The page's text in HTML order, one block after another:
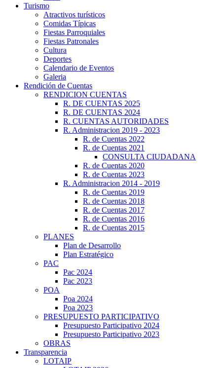
Turismo
Atractivos turísticos
Comidas Típicas
Fiestas Parroquiales
Fiestas Patronales
Cultura
Deportes
Calendario de Eventos
Galeria
Rendición de Cuentas
RENDICION CUENTAS
R. DE CUENTAS 2025
R. DE CUENTAS 2024
R. CUENTAS AUTORIDADES
R. Administracion 2019 - 2023
R. de Cuentas 2022
R. de Cuentas 2021
CONSULTA CIUDADANA
R. de Cuentas 2020
R. de Cuentas 2023
R. Administracion 2014 - 2019
R. de Cuentas 2019
R. de Cuentas 2018
R. de Cuentas 2017
R. de Cuentas 2016
R. de Cuentas 2015
PLANES
Plan de Desarrollo
Plan Estratégico
PAC
Pac 2024
Pac 2023
POA
Poa 2024
Poa 2023
PRESUPUESTO PARTICIPATIVO
Presupuesto Participativo 2024
Presupuesto Participativo 2023
OBRAS
Transparencia
LOTAIP